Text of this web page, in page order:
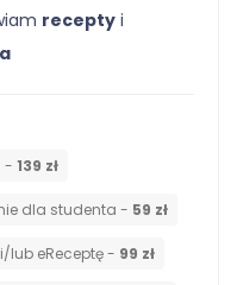
recepty i
- 139 zł
dla studenta - 59 zł
lub eReceptę - 99 zł